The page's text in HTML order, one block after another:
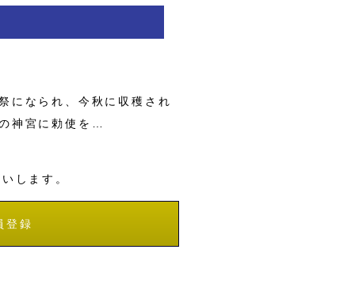
になられ、今秋に収穫され
神宮に勅使を…
します。
登録